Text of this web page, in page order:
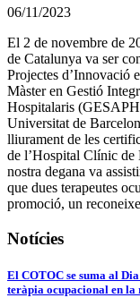
06/11/2023
El 2 de novembre de
de Catalunya va ser
Projectes d’Innovació
Màster en Gestió
Hospitalaris
Universitat de
lliurament de les
de l’Hospital Clínic de
nostra degana va
que dues terapeutes
promoció, un
Notícies
El COTOC se suma al
teràpia ocupacional en